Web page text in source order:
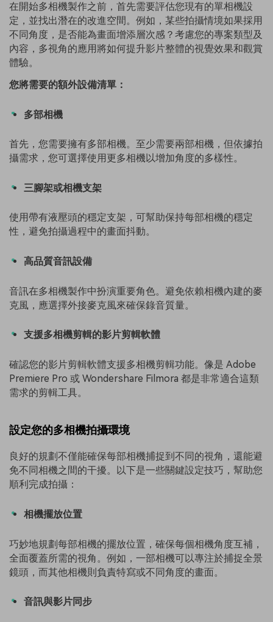
在開始多相機製作之前，首先需要評估您現有的單相機設
定，並找出潛在的改進空間。例如，某些拍攝情境如果採用
不同角度，是否能為畫面增添層次感？考慮您的專案類型及
內容，多視角的應用將如何提升影片整體的視覺效果和觀賞
體驗。
您將需要的額外設備清單：
多部相機
首先，您需要擁有多部相機。至少需要兩部相機，但依據拍
攝需求，您可選擇使用更多相機以增加角度的多樣性。
三腳架或相機支架
使用帶有液壓頭的穩定支架，可幫助保持每部相機的穩定
性，避免拍攝過程中的畫面抖動。
高品質音訊設備
音訊在多相機製作中扮演重要角色。避免依賴相機內建的麥
克風，應選擇外接麥克風來確保錄音質量。
支援多相機剪輯的影片剪輯軟體
確認您的影片剪輯軟體支援多相機剪輯功能。像是 Adobe
Premiere Pro 或 Wondershare Filmora 都是非常適合這類
需求的剪輯工具。
設定您的多相機拍攝環境
良好的規劃不僅能確保每部相機捕捉到不同的視角，還能避
免不同相機之間的干擾。以下是一些關鍵設定技巧，幫助您
順利完成拍攝：
相機擺放位置
巧妙地規劃每部相機的擺放位置，確保每個相機角度互補，
全面覆蓋所需的視角。例如，一部相機可以專注於捕捉全景
鏡頭，而其他相機則負責特寫或不同角度的畫面。
音訊與影片同步